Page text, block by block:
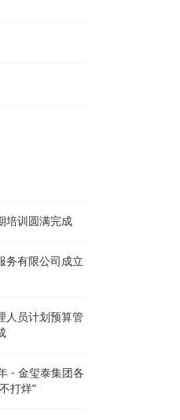
培训圆满完成
务有限公司成立
人员计划预算管
- 金玺泰集团各
打烊”